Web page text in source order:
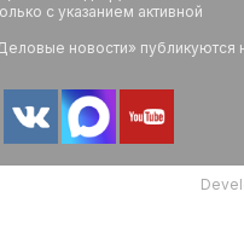
с указанием активной
новости» публикуются